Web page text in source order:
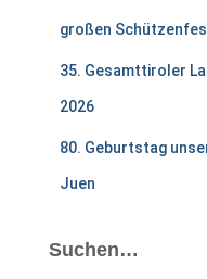
großen
35. Gesamttiroler
2026
80. Geburtstag
Juen
Suchen…